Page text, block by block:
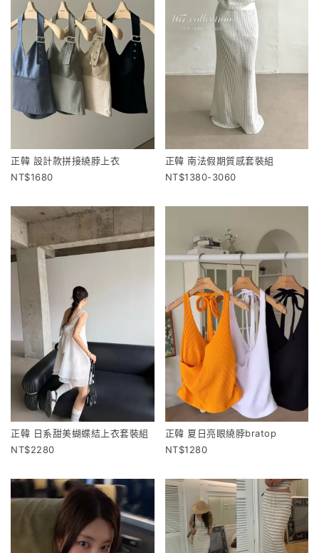
正韓 設計款拼接繞脖上衣
1680
正韓 南法假期質感套裝組
1380-3060
正韓 日系甜美蝴蝶結上衣套裝組
2280
正韓 夏日亮眼繞脖bratop
1280